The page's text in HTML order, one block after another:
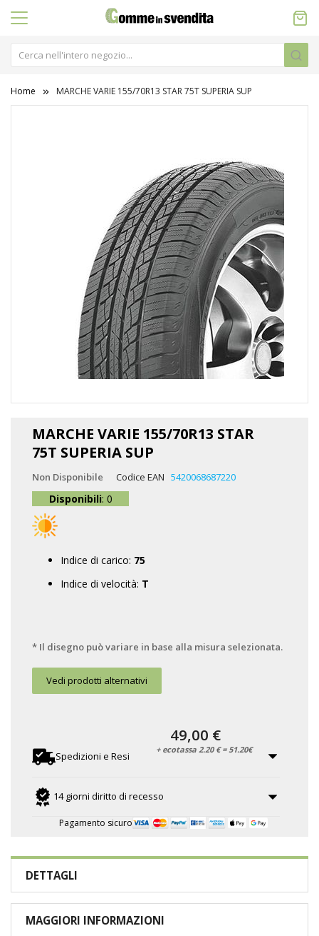
Home MARCHE VARIE 155/70R13 STAR 75T SUPERIA SUP
MARCHE VARIE 155/70R13 STAR
75T SUPERIA SUP
Non Disponibile Codice EAN 5420068687220
Disponibili: 0
Indice di carico: 75
Indice di velocità: T
* Il disegno può variare in base alla misura selezionata.
Vedi prodotti alternativi
Spedizioni e Resi
14 giorni diritto di recesso
Pagamento sicuro
49,00 €
+ ecotassa 2.20 € = 51.20€
galleria
immagini
DETTAGLI
MAGGIORI INFORMAZIONI